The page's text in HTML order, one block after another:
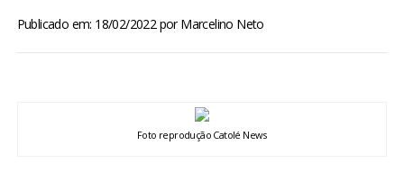
Publicado em: 18/02/2022porMarcelino Neto
Foto reprodução Catolé News